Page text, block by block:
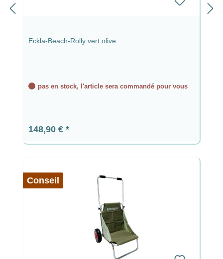
Eckla-Beach-Rolly vert olive
pas en stock, l'article sera commandé pour vous
Prix régulier :
148,90 €
Conseil